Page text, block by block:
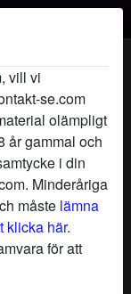
vill vi
se.com
olämpligt
år gammal och
i din
Minderåriga
måste lämna
klicka här.
för att